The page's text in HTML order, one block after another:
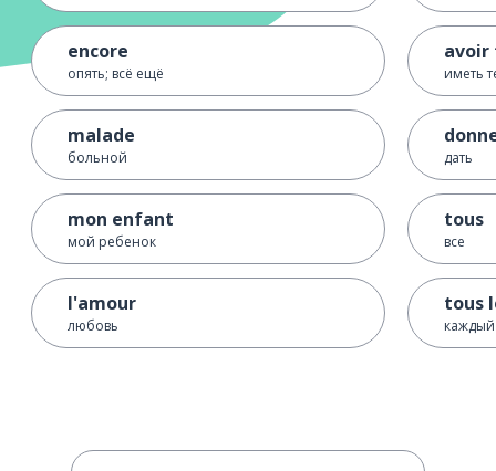
encore
опять; всё ещё
malade
больной
mon enfant
мой ребенок
l'amour
любовь
avoir
иметь
дать
tous
все
tous